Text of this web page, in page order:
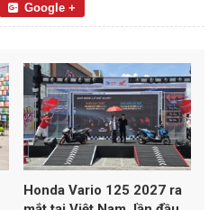
Google +
Honda Vario 125 2027 ra